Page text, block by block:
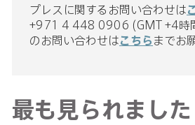
プレスに関するお問い合わせは
+971 4 448 0906 (GMT +4時
のお問い合わせはこちらまでお
最も見られました